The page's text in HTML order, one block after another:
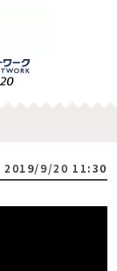
2019/9/20 11:30